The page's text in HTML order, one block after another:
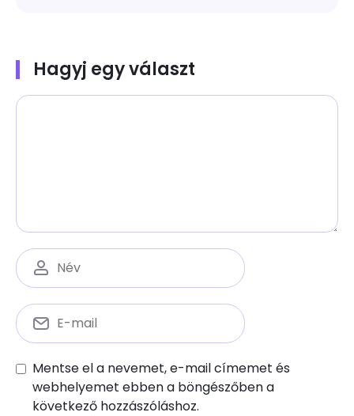
Hagyj egy választ
Mentse el a nevemet, e-mail címemet és
webhelyemet ebben a böngészőben a
következő hozzászóláshoz.